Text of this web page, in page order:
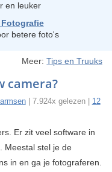
en leuker
betere foto's
Meer:Tips en Truuks
camera?
| 7.924x gelezen | 12
Er zit veel software in
Meestal stel je de
in en ga je fotograferen.